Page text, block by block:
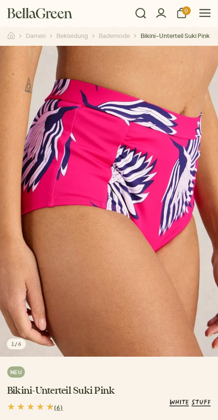
0
Damen Bekleidung Bademode Bikini-Unterteil Suki Pink
1 /6
NEU
Bikini-Unterteil Suki Pink
(6)